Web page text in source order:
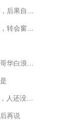
自负！
关上了！
战平洛杉矶
没签字呢
再说